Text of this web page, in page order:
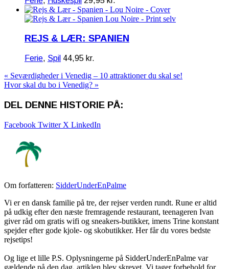
REJS & LÆR: SPANIEN
Ferie, Spil 44,95 kr.
« Seværdigheder i Venedig – 10 attraktioner du skal se!
Hvor skal du bo i Venedig? »
DEL DENNE HISTORIE PÅ:
Facebook Twitter X LinkedIn
Om forfatteren: SidderUnderEnPalme
Vi er en dansk familie på tre, der rejser verden rundt. Rune er altid
på udkig efter den næste fremragende restaurant, teenageren Ivan
giver råd om gratis wifi og sneakers-butikker, imens Trine konstant
spejder efter gode kjole- og skobutikker. Her får du vores bedste
rejsetips!
Og lige et lille P.S. Oplysningerne på SidderUnderEnPalme var
gældende på den dag, artiklen blev skrevet. Vi tager forbehold for